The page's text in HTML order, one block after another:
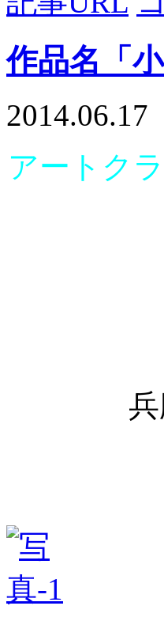
作品名「
2014.06.17
アートク